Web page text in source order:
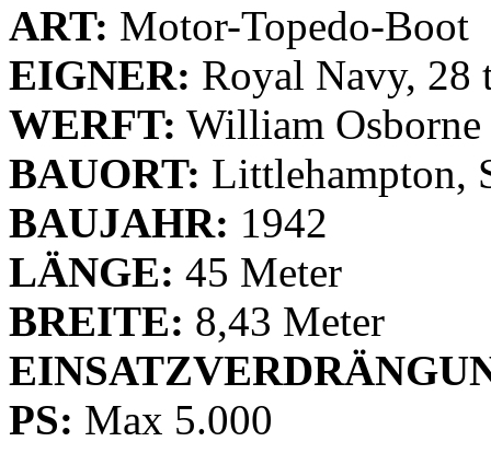
ART: Motor-Topedo-Boot
EIGNER: Royal Navy,
WERFT: William
BAUORT: Littlehampton,
BAUJAHR: 1942
LÄNGE: 45 Meter
BREITE: 8,43 Meter
PS: Max 5.000